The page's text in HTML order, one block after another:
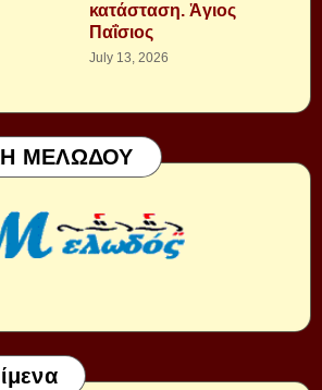
κατάσταση. Ἁγιος
Παΐσιος
July 13, 2026
ΜΕΛΩΔΟΥ